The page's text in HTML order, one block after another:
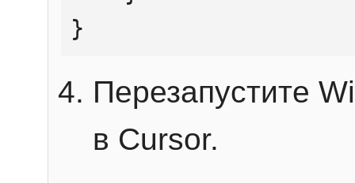
}
Перезапустите
в Cursor.